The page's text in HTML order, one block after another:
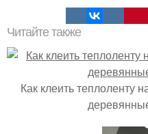
Читайте также
Как клеить теплоленту